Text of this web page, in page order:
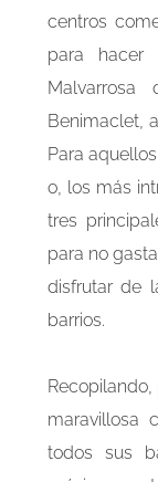
centros
para
Benimaclet,
Para
o, los más
tres
para no
disfrutar de
barrios.
maravillosa
todos sus